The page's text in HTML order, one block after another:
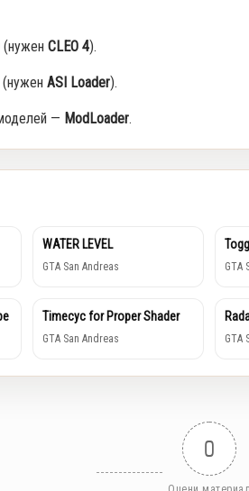
(нужен CLEO 4).
ASI Loader).
— ModLoader.
WATER LEVEL
GTA San Andreas GTA
Timecyc for Proper Shader
GTA San Andreas GTA
0